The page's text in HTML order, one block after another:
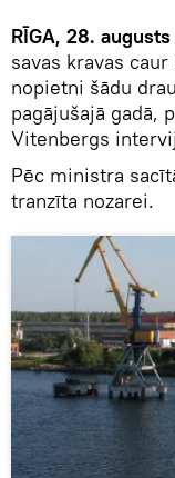
RĪGA, 28.
savas kravas
nopietni šādu
pagājušajā gadā,
Vitenbergs
Pēc ministra
tranzīta nozarei.